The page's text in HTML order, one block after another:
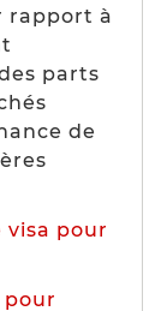
rapport à
parts
de
pour
pour